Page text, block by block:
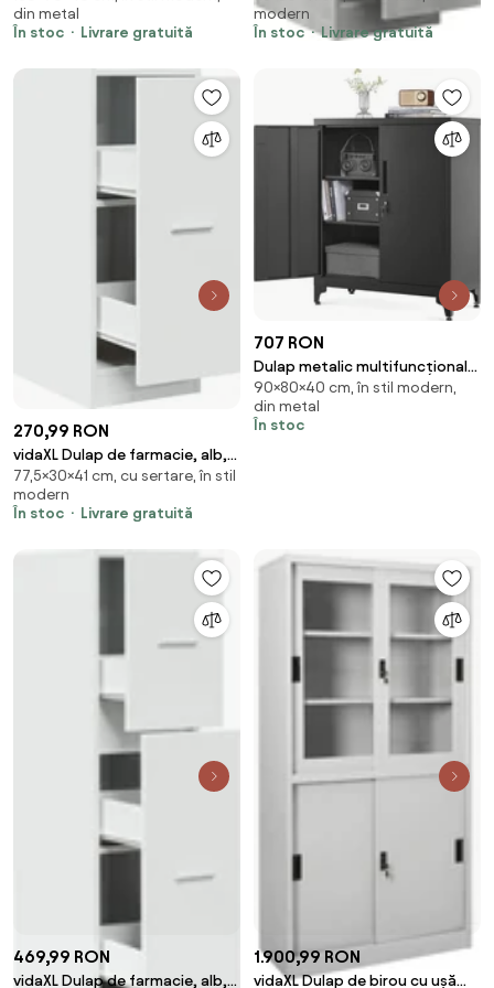
din metal
În stoc
Livrare gratuită
prelucrat
modern
În stoc
Livrare gratuită
270,99 RON
vidaXL Dulap de farmacie, alb,
30x41x77,5 cm, lemn stratificat
77,5×30×41 cm, cu sertare, în stil
modern
În stoc
Livrare gratuită
707 RON
Dulap metalic multifuncțional
RAVEN, 40x80x90 cm, negru
SongmicsHome
90×80×40 cm, în stil modern,
din metal
În stoc
469,99 RON
vidaXL Dulap de farmacie, alb,
1.900,99 RON
vidaXL Dulap de birou cu ușă